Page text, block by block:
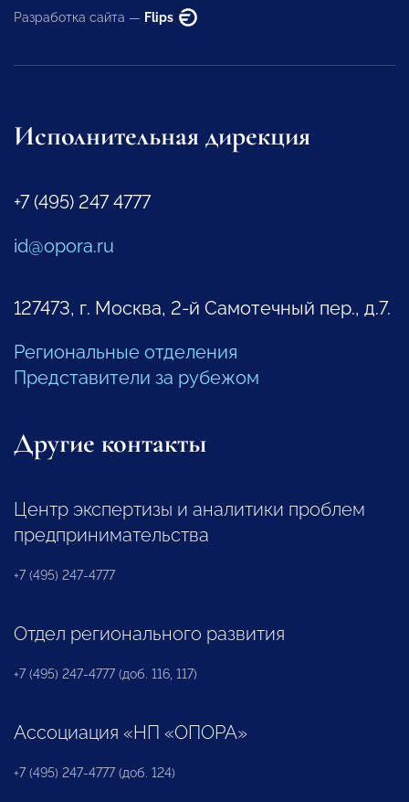
Разработка сайта — Flips
Исполнительная дирекция
+7 (495) 247 4777
id@opora.ru
127473, г. Москва, 2-й Самотечный пер., д.7.
Региональные отделения
Представители за рубежом
Другие контакты
Центр экспертизы и аналитики проблем
предпринимательства
+7 (495) 247-4777
Отдел регионального развития
+7 (495) 247-4777 (доб. 116, 117)
Ассоциация «НП «ОПОРА»
+7 (495) 247-4777 (доб. 124)